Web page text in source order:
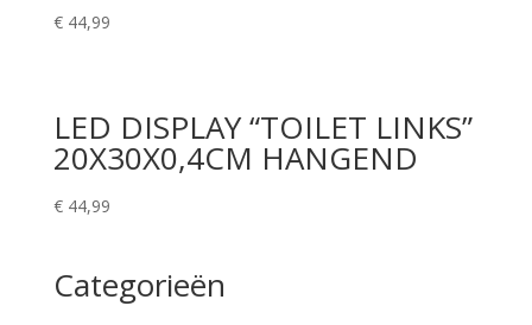
€44,99
LED DISPLAY “TOILET LINKS”
20X30X0,4CM HANGEND
€44,99
Categorieën